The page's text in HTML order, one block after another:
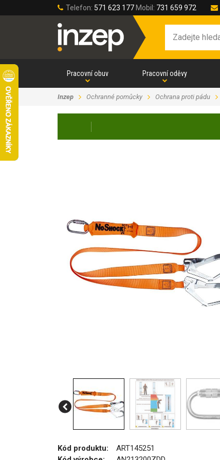
Telefon: 571 623 177 Mobil: 731 659 972
Pracovní obuv Pracovní oděvy
Inzep Ochranné pomůcky Ochrana proti pádu
Kód produktu:
ART145251